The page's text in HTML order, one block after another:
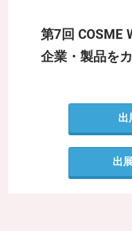
第7回 COSME
企業・製品を
出
出